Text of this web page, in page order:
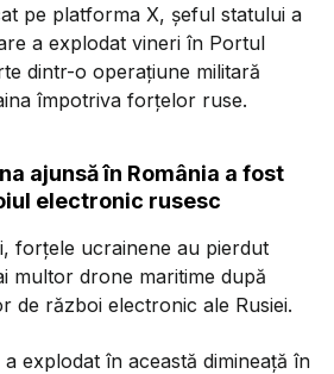
pe platforma X, șeful statului a
a explodat vineri în Portul
dintr-o operațiune militară
împotriva forțelor ruse.
ajunsă în România a fost
electronic rusesc
forțele ucrainene au pierdut
multor drone maritime după
de război electronic ale Rusiei.
explodat în această dimineață în